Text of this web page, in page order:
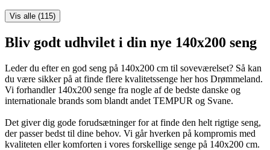
Vis alle (115)
Bliv godt udhvilet i din nye 140x200 seng
Leder du efter en god seng på 140x200 cm til soveværelset? Så kan
du være sikker på at finde flere kvalitetssenge her hos Drømmeland.
Vi forhandler 140x200 senge fra nogle af de bedste danske og
internationale brands som blandt andet TEMPUR og Svane.
Det giver dig gode forudsætninger for at finde den helt rigtige seng,
der passer bedst til dine behov. Vi går hverken på kompromis med
kvaliteten eller komforten i vores forskellige senge på 140x200 cm.